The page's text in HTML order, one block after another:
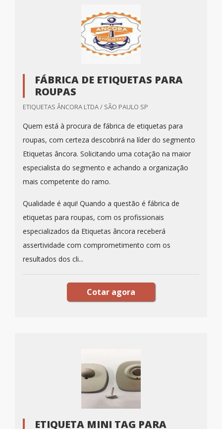
FÁBRICA DE ETIQUETAS PARA
ROUPAS
ETIQUETAS ÂNCORA LTDA / SÃO PAULO SP
Quem está à procura de fábrica de etiquetas para
roupas, com certeza descobrirá na líder do segmento
Etiquetas âncora. Solicitando uma cotação na maior
especialista do segmento e achando a organização
mais competente do ramo.
Qualidade é aqui! Quando a questão é fábrica de
etiquetas para roupas, com os profissionais
especializados da Etiquetas âncora receberá
assertividade com comprometimento com os
resultados dos cli...
Cotar agora
ETIQUETA MINI TAG PARA